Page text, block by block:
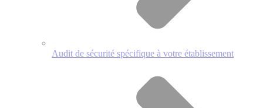
Audit de sécurité spécifique à votre établissement